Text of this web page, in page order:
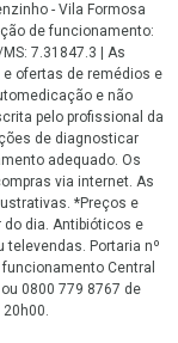
- Vila Formosa
de funcionamento:
7.31847.3 | As
ofertas de remédios e
e não
pelo profissional da
de diagnosticar
adequado. Os
via internet. As
*Preços e
dia. Antibióticos e
Portaria nº
Central
0800 779 8767 de